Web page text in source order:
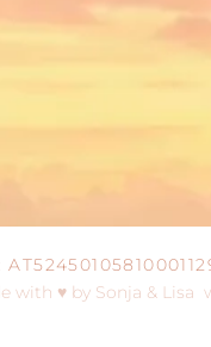
with ♥ by Sonja & Lisa